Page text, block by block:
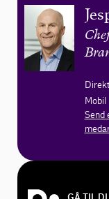
Mobil
Send